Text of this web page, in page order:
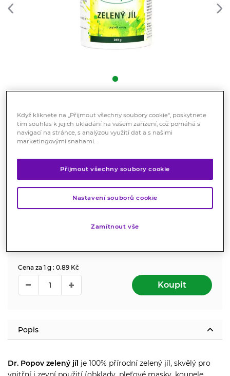
Dr. Popov zelený jíl 280 g
Doplněk stravy
(obklady, pleťové masky, koupele, zábaly na vlasy).
Značka:Dr. Popov
Cena za 1 g : 0.89 Kč
Koupit
Popis
Dr. Popov zelený jíl je 100% přírodní zelený jíl, skvělý pro
Když kliknete na „Přijmout všechny soubory cookie“, poskytnete
tím souhlas k jejich ukládání na vašem zařízení, což pomáhá s
navigací na stránce, s analýzou využití dat a s našimi
marketingovými snahami.
Přijmout všechny soubory cookie
Nastavení souborů cookie
Zamítnout vše